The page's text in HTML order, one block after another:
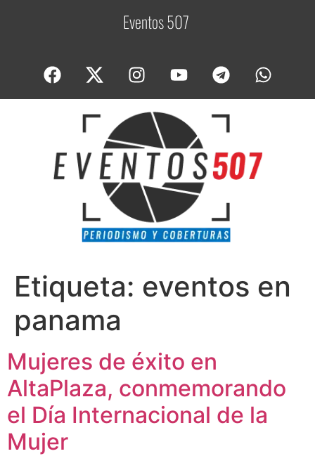
Eventos 507C
Etiqueta: eventos en
panama
Mujeres de éxito en
AltaPlaza, conmemorando
el Día Internacional de la
Mujer